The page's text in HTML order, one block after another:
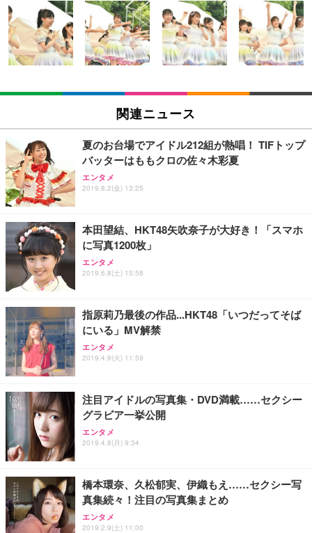
[EdoErgo] オフィスチェア 椅子 テレワーク 疲れな
い 跳ね上げ式アームレスト コンパクト 約105度ロッ
キング pc 事務椅子 360度回転 座面昇降 強化ナイロ
ン樹脂ベース 通気性メッシュ 在宅ワーク H-WY01
(黒網+黒枠+黒足)
￥5,699
SIHOO B100 オフィスチェア／デスクチェア メッシ
ュチェア 人間工学 疲れない ブラック
￥27,999
Sezlife オフィスチェア デスクチェア 疲れない テレ
ワーク チェア 強化バックレスト 30度ロッキング機
能 人間工学 椅子 腰サポート 90度跳ね上げ式アーム
ョン PCチェア 通気性メッシュ ゲーミング/勉強/事
務用 おしゃれ パソコンチェア (ブラック)
Sezlife オフィスチェア デスクチェア 疲れない テレ
ワーク チェア 強化バックレスト 30度ロッキング機
能 人間工学 椅子 腰サポート 90度跳ね上げ式アーム
務用 おしゃれ パソコンチェア (ホワイト)
ANDWINT オフィスチェア デスクチェア 肘なし メ
ッシュ 通気性 ランバーサポート付き 腰サポート ガ
ス圧無段階昇降 360度回転 キャスター付き コンパク
EIZO ビジネス向けプレミアムモニター | FlexScan
EV3240X-WT | 31.5型4K UHD・USB Type-C・ホワ
イト
￥105,595
EIZO ビジネス向けプレミアムモニター | FlexScan
￥109,572
【純正品】27"ゲーミングモニター DualSense 充電
フック付き（CFI-ZDM1J）
【整備済み品】Dell E2724HS 27インチ 液晶モニタ
ー フルHD（1920×1080）VA 非光沢 HDMI/DisplayP
ort/VGA スピーカー内蔵 高さ調整 スイベル VESA対
【MiniLED/24.5inch/280Hz/FHD】GRAPHT THE S
HOOTER Gaming Monitor 24” Essential ゲーミン
グモニター QD 24.5インチ 1ms FHD 量子ドット 残
Amazonベーシック ペットシーツ 薄型 レギュラー 1
回使い捨て 無香料 ホワイト 300枚
￥3,373
Amazonベーシック ペットシーツ 厚型 ワイド 42枚
x2袋(84枚) ホワイト(吸収面:ライトブルー)
￥3,234
ネオ・ルーライフ ネオ・オムツ L 中型犬用 26枚入
り 単品
Smart Basic(スマートベーシック) 【Amazon.co.jp
限定】 Smart Basic アイリスオーヤマ ペットシーツ
超厚型 お徳用 ワイド 100枚入 (x 1) (ケース販売)
アイリスオーヤマ ペットシーツ 超厚型 お徳用 レギ
ュラー 200枚入【Amazon.co.jp限定】
関連ニュース
夏のお台場でアイドル212組が熱唱！ TIFトップ
バッターはももクロの佐々木彩夏
エンタメ
2019.8.2(金) 13:25
本田望結、HKT48矢吹奈子が大好き！「スマホ
に写真1200枚」
エンタメ
2019.6.8(土) 15:58
指原莉乃最後の作品...HKT48「いつだってそば
にいる」MV解禁
エンタメ
2019.4.9(火) 11:59
注目アイドルの写真集・DVD満載……セクシー
グラビア一挙公開
エンタメ
2019.4.8(月) 9:34
橋本環奈、久松郁実、伊織もえ……セクシー写
真集続々！注目の写真集まとめ
エンタメ
2019.2.9(土) 11:00